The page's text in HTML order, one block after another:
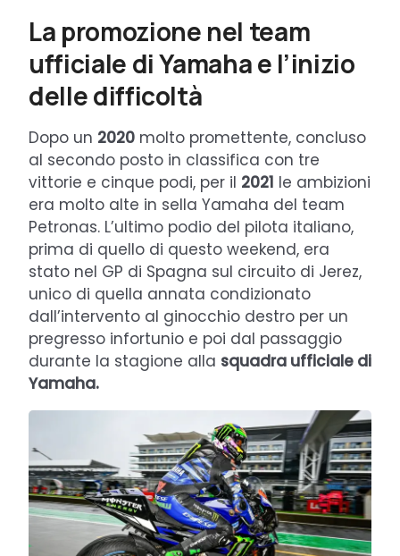
La promozione nel team
ufficiale di Yamaha e l’inizio
delle difficoltà
Dopo un 2020 molto promettente, concluso
al secondo posto in classifica con tre
vittorie e cinque podi, per il 2021 le ambizioni
era molto alte in sella Yamaha del team
Petronas. L’ultimo podio del pilota italiano,
prima di quello di questo weekend, era
stato nel GP di Spagna sul circuito di Jerez,
unico di quella annata condizionato
dall’intervento al ginocchio destro per un
pregresso infortunio e poi dal passaggio
durante la stagione alla squadra ufficiale di
Yamaha.